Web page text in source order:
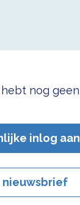
nog geen
inlog aan
nieuwsbrief